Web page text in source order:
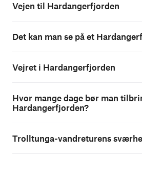
Vejen til Hardangerfjorden
Det kan man se på et
Vejret i Hardangerfjorden
Hvor mange dage bør man
Hardangerfjorden?
Trolltunga-vandreturens